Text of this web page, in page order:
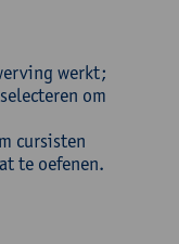
werkt;
om
cursisten
te oefenen.